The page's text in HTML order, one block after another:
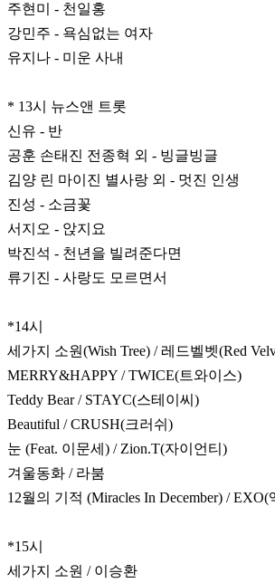
주현미 - 천일홍
강민주 - 욕심없는 여자
유지나 - 미운 사내
* 13시 뉴스앤 트롯
신유 - 반
공훈 손태진 전종혁 외 - 빙글빙글
김양 린 마이진 별사랑 외 - 멋진 인생
진성 - 소금꽃
서지오 - 앉지요
박진석 - 천년을 빌려준다면
류기진 - 사랑도 모르면서
*14시
세가지 소원(Wish Tree) / 레드벨벳(Red
MERRY&HAPPY / TWICE(트와이스)
Teddy Bear / STAYC(스테이씨)
Beautiful / CRUSH(크러쉬)
눈 (Feat. 이문세) / Zion.T(자이언티)
겨울동화 / 라붐
12월의 기적 (Miracles In December) / EXO(
*15시
세가지 소원 / 이승환